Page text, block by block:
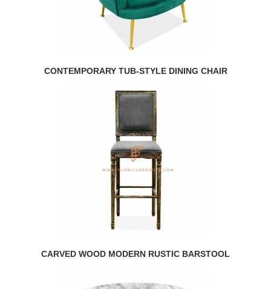
CONTEMPORARY TUB-STYLE DINING CHAIR
CARVED WOOD MODERN RUSTIC BARSTOOL